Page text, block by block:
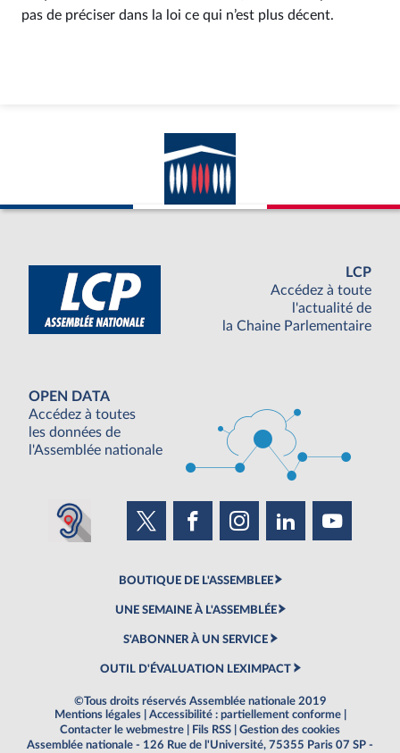
pas de préciser dans la loi ce qui n’est plus décent.
LCP
Accédez à toute
l'actualité de
la Chaine Parlementaire
OPEN DATA
Accédez à toutes
les données de
l'Assemblée nationale
BOUTIQUE DE L'ASSEMBLEE
UNE SEMAINE À L'ASSEMBLÉE
S'ABONNER À UN SERVICE
OUTIL D'ÉVALUATION LEXIMPACT
©Tous droits réservés Assemblée nationale 2019
Mentions légales
Accessibilité : partiellement conforme
Contacter le webmestre
Fils RSS
Gestion des cookies
Assemblée nationale - 126 Rue de l'Université, 75355 Paris 07 SP -